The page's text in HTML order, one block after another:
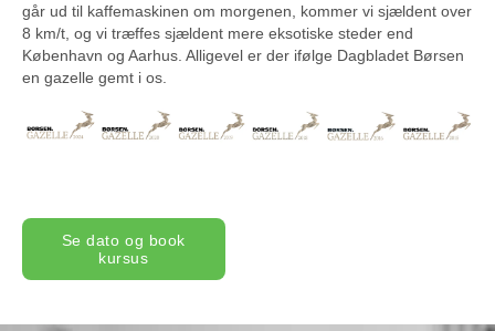
går ud til kaffemaskinen om morgenen, kommer vi sjældent over
8 km/t, og vi træffes sjældent mere eksotiske steder end
København og Aarhus. Alligevel er der ifølge Dagbladet Børsen
en gazelle gemt i os.
Se dato og book
kursus